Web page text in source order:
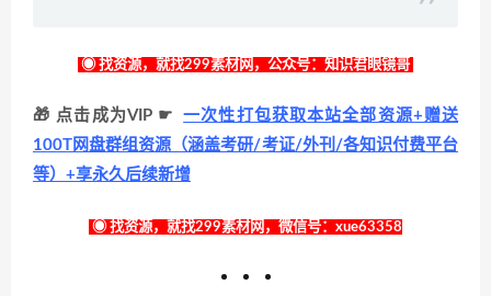
◉ 找资源，就找299素材网，公众号：知识君眼镜哥
🎁 点击成为VIP ☛
一次性打包获取本站全部资源+赠送
100T网盘群组资源（涵盖考研/考证/外刊/各知识付费平台
等）+享永久后续新增
◉ 找资源，就找299素材网，微信号：xue63358